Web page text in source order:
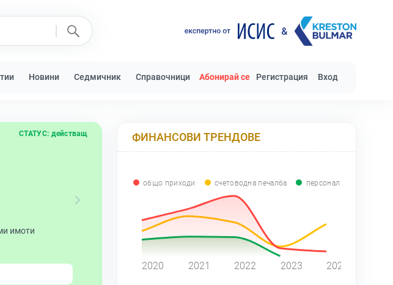
Новини Седмичник Справочници Абонирай се Регистрация Вход
СТАТУС: действащ
имоти
ФИНАНСОВИ ТРЕНДОВЕ
общо приходи счетоводна печалба персонал
2020 2021 2022 2023 2024